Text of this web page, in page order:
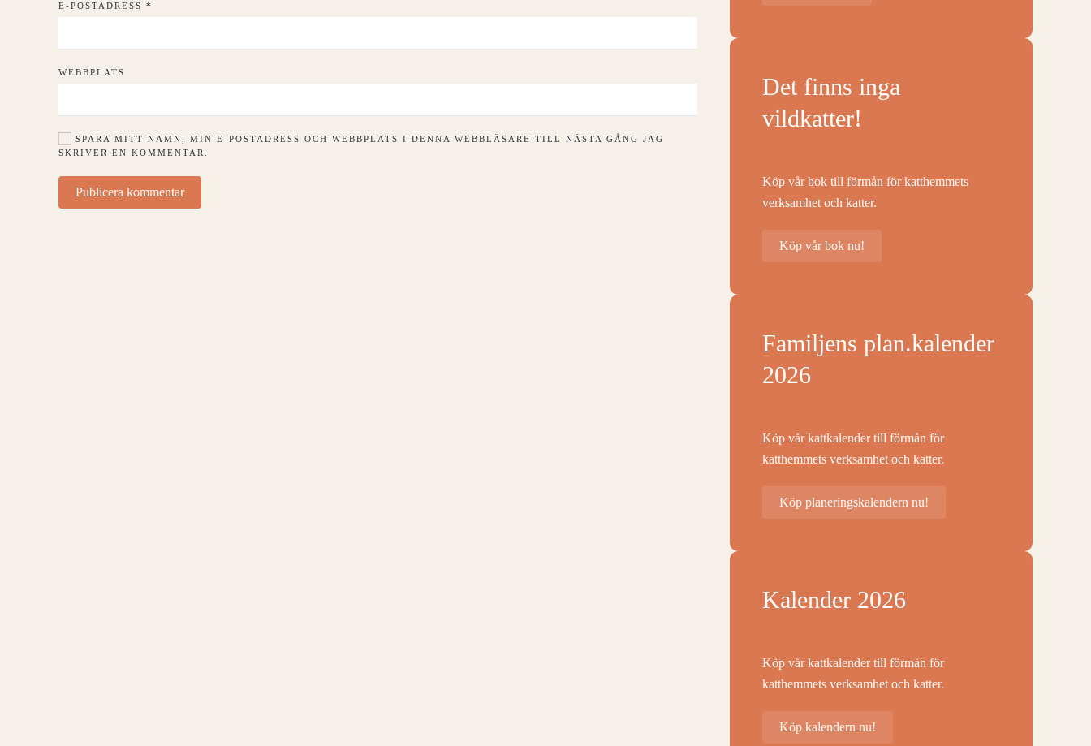
E-POSTADRESS *
WEBBPLATS
SPARA MITT NAMN, MIN E-POSTADRESS OCH WEBBPLATS I DENNA WEBBLÄSARE TILL NÄSTA GÅNG JAG
SKRIVER EN KOMMENTAR.
Publicera kommentar
Det finns inga
vildkatter!
Köp vår bok till förmån för katthemmets
verksamhet och katter.
Köp vår bok nu!
Familjens plan.kalender
2026
Köp vår kattkalender till förmån för
katthemmets verksamhet och katter.
Köp planeringskalendern nu!
Kalender 2026
Köp vår kattkalender till förmån för
katthemmets verksamhet och katter.
Köp kalendern nu!